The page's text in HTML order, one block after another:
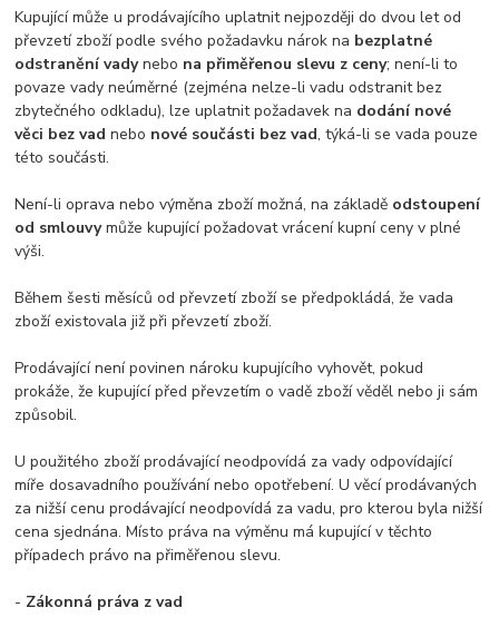
Kupující může u prodávajícího uplatnit nejpozději do dvou let od
převzetí zboží podle svého požadavku nárok na bezplatné
odstranění vadynebo na přiměřenou slevu z ceny; není-li to
povaze vady neúměrné (zejména nelze-li vadu odstranit bez
zbytečného odkladu), lze uplatnit požadavek na dodání nové
věci bez vad nebo nové součásti bez vad, týká-li se vada pouze
této součásti.
Není-li oprava nebo výměna zboží možná, na základě odstoupení
od smlouvymůže kupující požadovat vrácení kupní ceny v plné
výši.
Během šesti měsíců od převzetí zboží se předpokládá, že vada
zboží existovala již při převzetí zboží.
Prodávající není povinen nároku kupujícího vyhovět, pokud
prokáže, že kupující před převzetím o vadě zboží věděl nebo ji sám
způsobil.
U použitého zboží prodávající neodpovídá za vady odpovídající
míře dosavadního používání nebo opotřebení. U věcí prodávaných
za nižší cenu prodávající neodpovídá za vadu, pro kterou byla nižší
cena sjednána. Místo práva na výměnu má kupující v těchto
případech právo na přiměřenou slevu.
- Zákonná práva z vad